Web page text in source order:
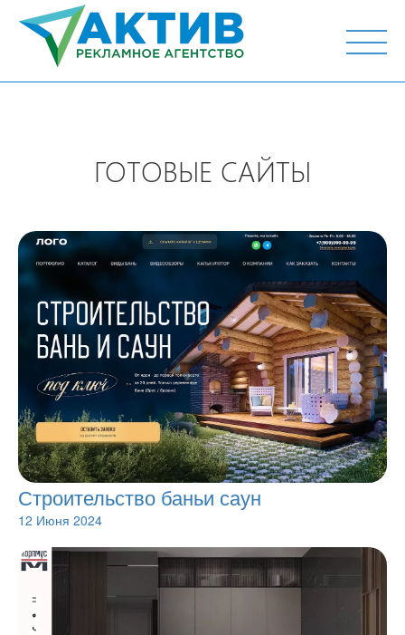
г. Тюмень, ул. М.Горького 44, офис 204
ГОТОВЫЕ САЙТЫ
Строительство баньи саун
12 Июня 2024